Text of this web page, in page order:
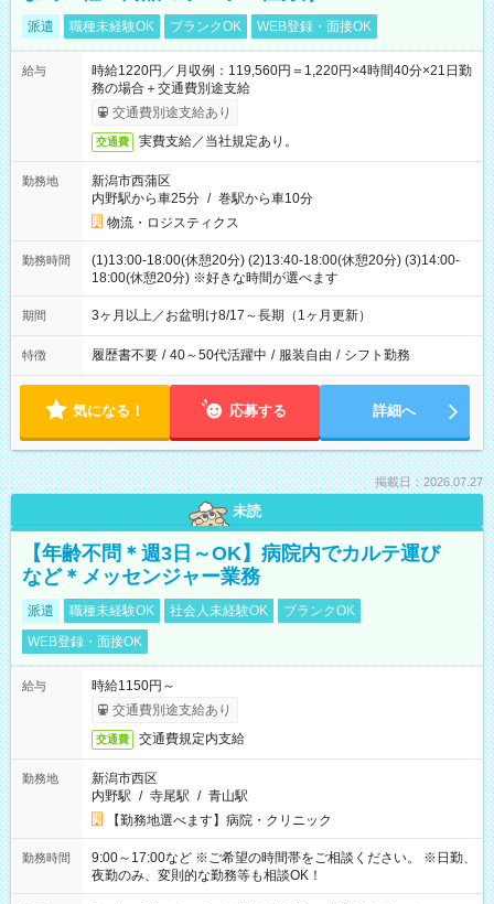
派遣 職種未経験OK ブランクOK WEB登録・面接OK
給与
時給1220円／月収例：119,560円＝1,220円×4時間40分×21日勤
務の場合＋交通費別途支給
交通費別途支給あり
交通費 実費支給／当社規定あり。
勤務地
新潟市西蒲区
内野駅から車25分 / 巻駅から車10分
物流・ロジスティクス
勤務時間
(1)13:00-18:00(休憩20分) (2)13:40-18:00(休憩20分) (3)14:00-
18:00(休憩20分) ※好きな時間が選べます
期間 3ヶ月以上／お盆明け8/17～長期（1ヶ月更新）
特徴 履歴書不要 / 40～50代活躍中 / 服装自由 / シフト勤務
気になる！ 応募する 詳細へ
掲載日：2026.07.27
未読
【年齢不問＊週3日～OK】病院内でカルテ運び
など＊メッセンジャー業務
派遣 職種未経験OK 社会人未経験OK
ブランクOK
WEB登録・面接OK
給与
時給1150円～
交通費別途支給あり
交通費 交通費規定内支給
勤務地
新潟市西区
内野駅 / 寺尾駅 / 青山駅
【勤務地選べます】病院・クリニック
勤務時間
9:00～17:00など ※ご希望の時間帯をご相談ください。 ※日勤、
夜勤のみ、変則的な勤務等も相談OK！